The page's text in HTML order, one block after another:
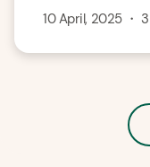
10 April, 2025・ 3